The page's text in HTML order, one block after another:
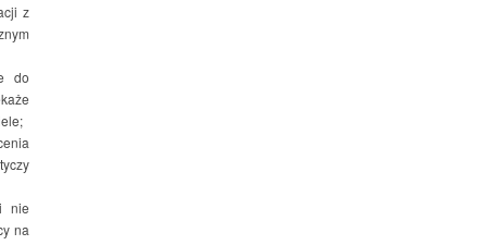
z
do
nie
na